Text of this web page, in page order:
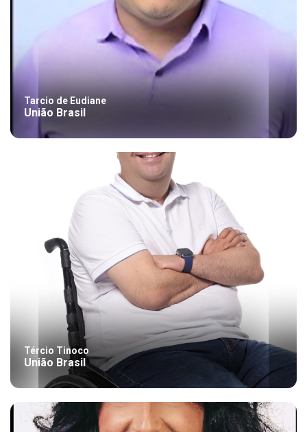
Tarcio de Eudiane
União Brasil
Tércio Tinoco
União Brasil